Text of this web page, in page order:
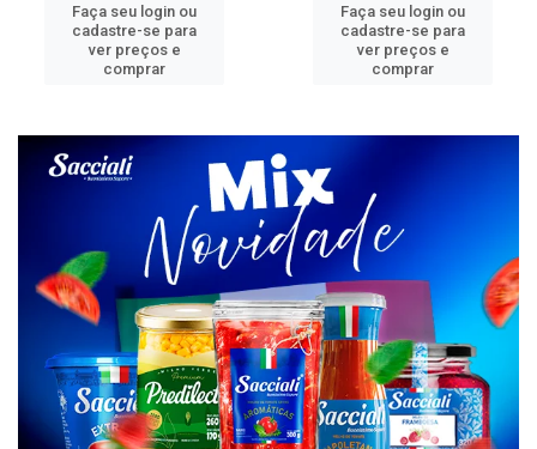
Faça seu login ou
cadastre-se para
ver preços e
comprar
Faça seu login ou
cadastre-se para
ver preços e
comprar